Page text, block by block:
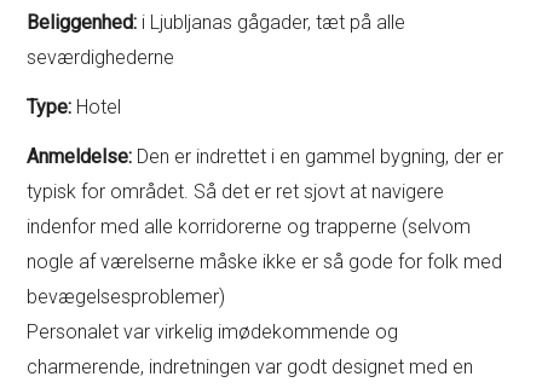
Beliggenhed: i Ljubljanas gågader, tæt på alle
seværdighederne
Type: Hotel
Anmeldelse: Den er indrettet i en gammel bygning, der er
typisk for området. Så det er ret sjovt at navigere
indenfor med alle korridorerne og trapperne (selvom
nogle af værelserne måske ikke er så gode for folk med
bevægelsesproblemer)
Personalet var virkelig imødekommende og
charmerende, indretningen var godt designet med en